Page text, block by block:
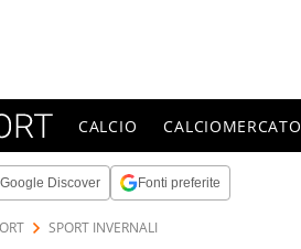
CALCIO CALCIOMERCATO
Google Discover Fonti preferite
SPORT INVERNALI